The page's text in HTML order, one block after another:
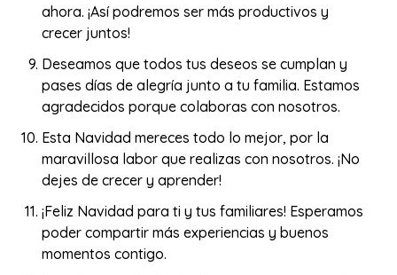
ahora. ¡Así podremos ser más productivos y
crecer juntos!
Deseamos que todos tus deseos se cumplan y
pases días de alegría junto a tu familia. Estamos
agradecidos porque colaboras con nosotros.
Esta Navidad mereces todo lo mejor, por la
maravillosa labor que realizas con nosotros. ¡No
dejes de crecer y aprender!
¡Feliz Navidad para ti y tus familiares! Esperamos
poder compartir más experiencias y buenos
momentos contigo.